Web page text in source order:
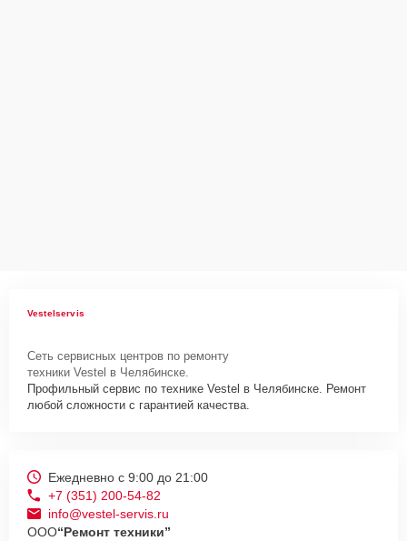
Vestelservis
Сеть сервисных центров по ремонту
техники Vestel в Челябинске.
Профильный сервис по технике Vestel в Челябинске. Ремонт
любой сложности с гарантией качества.
Ежедневно с 9:00 до 21:00
+7 (351) 200-54-82
info@vestel-servis.ru
ООО“Ремонт техники”